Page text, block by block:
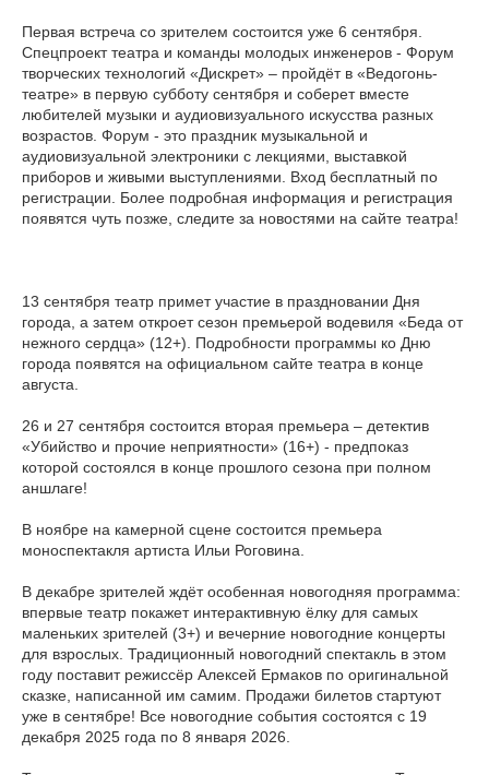
Первая встреча со зрителем состоится уже 6 сентября.
Спецпроект театра и команды молодых инженеров - Форум
творческих технологий «Дискрет» – пройдёт в «Ведогонь-
театре» в первую субботу сентября и соберет вместе
любителей музыки и аудиовизуального искусства разных
возрастов. Форум - это праздник музыкальной и
аудиовизуальной электроники с лекциями, выставкой
приборов и живыми выступлениями. Вход бесплатный по
регистрации. Более подробная информация и регистрация
появятся чуть позже, следите за новостями на сайте театра!
13 сентября театр примет участие в праздновании Дня
города, а затем откроет сезон премьерой водевиля «Беда от
нежного сердца» (12+). Подробности программы ко Дню
города появятся на официальном сайте театра в конце
августа.
26 и 27 сентября состоится вторая премьера – детектив
«Убийство и прочие неприятности» (16+) - предпоказ
которой состоялся в конце прошлого сезона при полном
аншлаге!
В ноябре на камерной сцене состоится премьера
моноспектакля артиста Ильи Роговина.
В декабре зрителей ждёт особенная новогодняя программа:
впервые театр покажет интерактивную ёлку для самых
маленьких зрителей (3+) и вечерние новогодние концерты
для взрослых. Традиционный новогодний спектакль в этом
году поставит режиссёр Алексей Ермаков по оригинальной
сказке, написанной им самим. Продажи билетов стартуют
уже в сентябре! Все новогодние события состоятся с 19
декабря 2025 года по 8 января 2026.